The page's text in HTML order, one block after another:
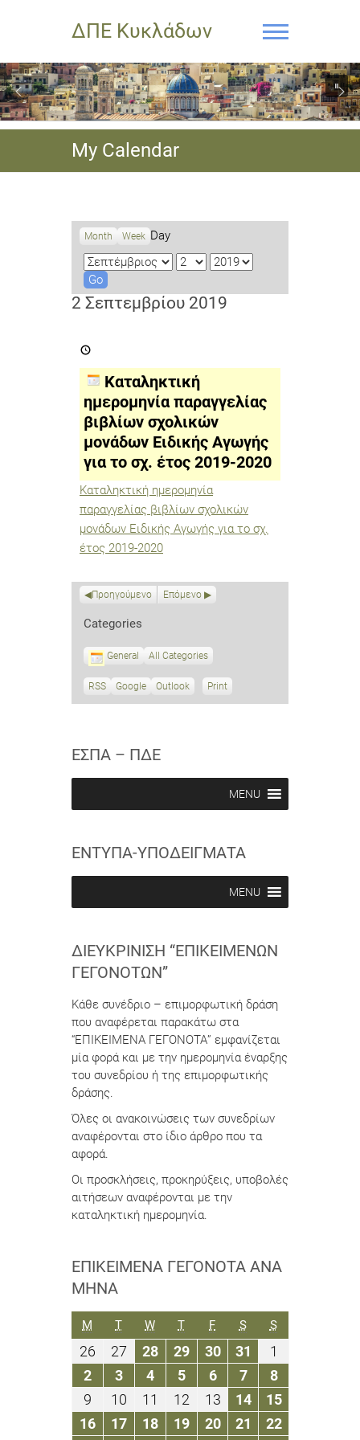
ΔΠΕ Κυκλάδων
My Calendar
Month Week Day
M
o
n
D
y
Y
a
2 Σεπτεμβρίου 2019
ημερομηνία
βιβλίων
σχολικών
μονάδων
Ειδικής
Αγωγής
για
σχ.
έτος
2019-
2020
Καταληκτική
ημερομηνία παραγγελίας
βιβλίων σχολικών
μονάδων Ειδικής Αγωγής
για το σχ. έτος 2019-2020
Καταληκτική ημερομηνία
παραγγελίας βιβλίων σχολικών
μονάδων Ειδικής Αγωγής για το σχ.
έτος 2019-2020
Προηγούμενο Επόμενο
Categories
General All Categories
RSS
S
r
Google
S
r
Outlook Print
ΕΣΠΑ – ΠΔΕ
MENU
ΕΝΤΥΠΑ-ΥΠΟΔΕΙΓΜΑΤΑ
MENU
ΔΙΕΥΚΡΊΝΙΣΗ “ΕΠΙΚΕΊΜΕΝΩΝ
ΓΕΓΟΝΌΤΩΝ”
Κάθε συνέδριο – επιμορφωτική δράση
που αναφέρεται παρακάτω στα
“ΕΠΙΚΕΙΜΕΝΑ ΓΕΓΟΝΟΤΑ” εμφανίζεται
μία φορά και με την ημερομηνία έναρξης
του συνεδρίου ή της επιμορφωτικής
δράσης.
Όλες οι ανακοινώσεις των συνεδρίων
αναφέρονται στο ίδιο άρθρο που τα
αφορά.
Οι προσκλήσεις, προκηρύξεις, υποβολές
αιτήσεων αναφέρονται με την
καταληκτική ημερομηνία.
ΕΠΙΚΕΊΜΕΝΑ ΓΕΓΟΝΌΤΑ ΑΝΆ
ΜΉΝΑ
M ΔΕΥΤΈΡΑ
TΤΡΊΤΗ
WΤΕΤΆΡΤΗ
TΠΈΜΠΤΗ
FΠΑΡΑΣΚΕΥΉ
SΣΆΒΒΑΤΟ
SΚΥΡΙΑΚΉ
26
Αυγούστου
2019
27
Αυγούστου
2019
2828
Αυγούστου
2019
2929
Αυγούστου
2019
3030
Αυγούστου
2019
31
Αυγούστου
2019
1
2019
22
Σεπτεμβρίου
2019
33
Σεπτεμβρίου
2019
44
Σεπτεμβρίου
2019
55
Σεπτεμβρίου
2019
66
Σεπτεμβρίου
2019
77
Σεπτεμβρίου
2019
88
2019
9
Σεπτεμβρίου
2019
10
Σεπτεμβρίου
2019
11
Σεπτεμβρίου
2019
12
Σεπτεμβρίου
2019
1313
Σεπτεμβρίου
2019
1414
Σεπτεμβρίου
2019
1515
2019
1616 1717 1818 1919 202021 212222